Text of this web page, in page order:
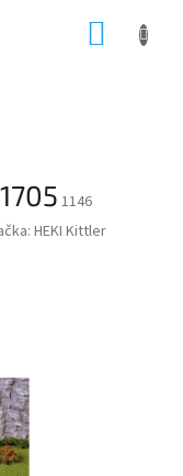
1146
HEKI Kittler